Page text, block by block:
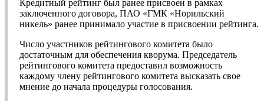
Кредитный рейтинг был ранее присвоен в рамках
заключенного договора, ПАО «ГМК «Норильский
никель» ранее принимало участие в присвоении рейтинга.
Число участников рейтингового комитета было
достаточным для обеспечения кворума. Председатель
рейтингового комитета предоставил возможность
каждому члену рейтингового комитета высказать свое
мнение до начала процедуры голосования.